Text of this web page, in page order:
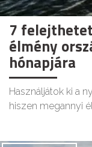
7
élmény
hónapjára
Használjátok ki a
hiszen megannyi